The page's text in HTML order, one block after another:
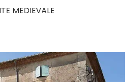
MEDIEVALE